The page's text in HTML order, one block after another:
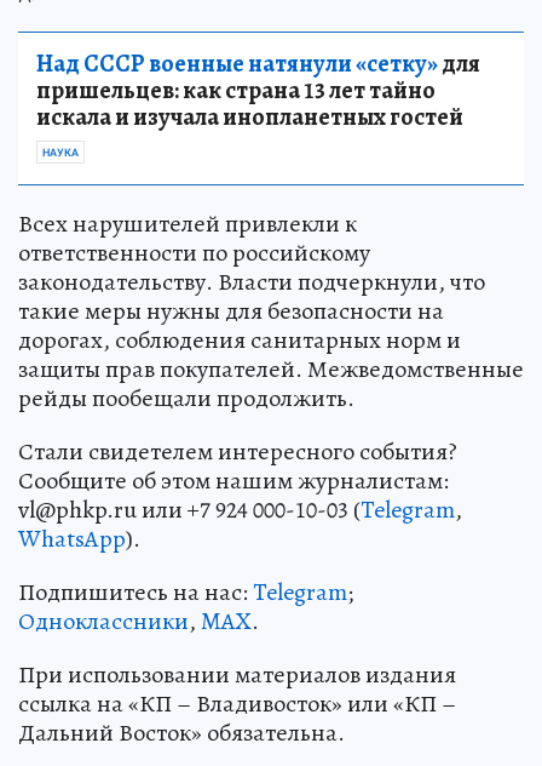
Над СССР военные натянули «сетку»для
пришельцев: как страна 13 лет тайно
искала и изучала инопланетных гостей
НАУКА
Всех нарушителей привлекли к
ответственности по российскому
законодательству. Власти подчеркнули, что
такие меры нужны для безопасности на
дорогах, соблюдения санитарных норм и
защиты прав покупателей. Межведомственные
рейды пообещали продолжить.
Стали свидетелем интересного события?
Сообщите об этом нашим журналистам:
vl@phkp.ru или +7 924 000-10-03 (Telegram,
WhatsApp).
Подпишитесь на нас:Telegram;
Одноклассники,MAX.
При использовании материалов издания
ссылка на «КП – Владивосток» или «КП –
Дальний Восток» обязательна.